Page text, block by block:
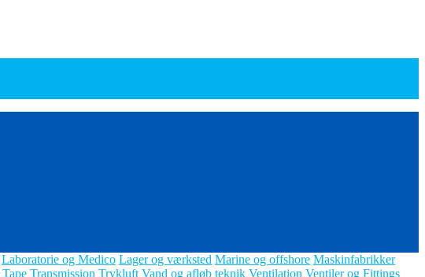
Laboratorie og Medico Lager og værksted Marine og offshore Maskinfabrikker
Tape Transmission Trykluft Vand og afløb teknik Ventilation Ventiler og Fittings